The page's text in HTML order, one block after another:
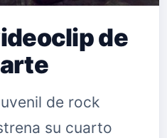
de
de rock
su cuarto